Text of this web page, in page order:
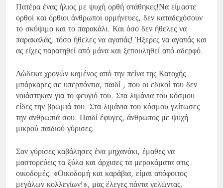
Πατέρα ένας ήλιος με ψυχή ορθή στάθηκες!Να είμαστε
ορθοί και όρθιοι άνθρωποι ορμήνευες, δεν καταδεχόσουν
το σκύψιμο και το παρακάλι. Και όσο δεν ήθελες να
παρακαλάς, τόσο ήθελες να αγαπάς! Ήξερες να αγαπάς και
ας είχες παρατηθεί από μάνα και ξεπουληθεί από αδερφό.
Δώδεκα χρονών καμένος από την πείνα της Κατοχής
μπάρκαρες σε υπερπόντια, παιδί , που οι εδικοί του δεν
νοιάστηκαν για το φευγιό του. Στα λιμάνια του κόσμου
είδες την βρωμιά του. Στα λιμάνια του κόσμου γλίτωσες
την ανθρωπιά σου. Παιδί έφυγες, άνθρωπος με ψυχή
μικρού παιδιού γύρισες.
Σαν γύρισες καβάλησες ένα μηχανάκι, έμαθες να
μαστορεύεις τα ξύλα και άρχισες τα μεροκάματα στις
οικοδομές. «Οικοδομή και καράβια, είμαι απόφοιτος
μεγάλων κολλεγίων!», μας έλεγες πάντα γελώντας.